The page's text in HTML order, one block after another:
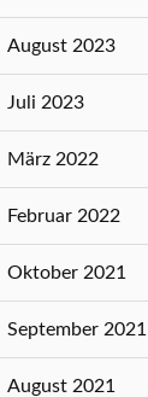
August 2023
Juli 2023
März 2022
Februar 2022
Oktober 2021
September 2021
August 2021